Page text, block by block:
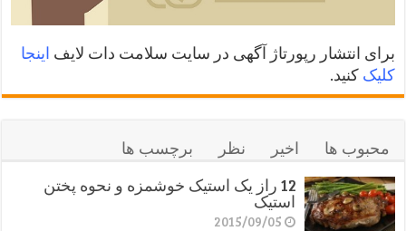
برای انتشار رپورتاژ آگهی در سایت سلامت دات لایف اینجا
کلیک کنید.
محبوب ها اخیر نظر
برچسب ها
12 راز یک استیک خوشمزه و نحوه پختن
استیک
2015/09/05